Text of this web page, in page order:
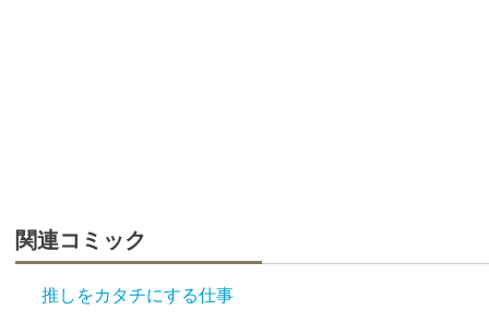
関連コミック
推しをカタチにする仕事